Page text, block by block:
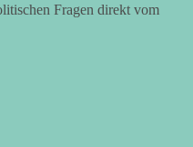
keine verlässliche
Strom“
Fragen direkt vom